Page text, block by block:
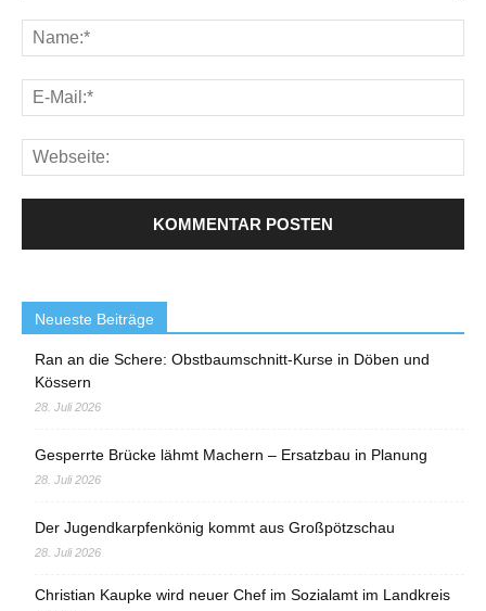
Neueste Beiträge
Ran an die Schere: Obstbaumschnitt-Kurse in Döben und
Kössern
28. Juli 2026
Gesperrte Brücke lähmt Machern – Ersatzbau in Planung
28. Juli 2026
Der Jugendkarpfenkönig kommt aus Großpötzschau
28. Juli 2026
Christian Kaupke wird neuer Chef im Sozialamt im Landkreis